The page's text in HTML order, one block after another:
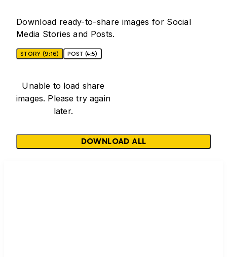
Download ready-to-share images for Social
Media Stories and Posts.
STORY (9:16) POST (4:5)
Unable to load share
images. Please try again
later.
DOWNLOAD ALL